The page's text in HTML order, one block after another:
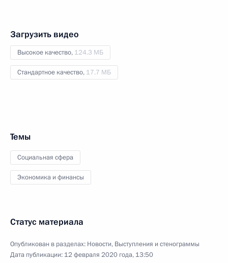
Загрузить видео
Высокое качество, 124.3 МБ
Стандартное качество, 17.7 МБ
Темы
Социальная сфера
Экономика и финансы
Статус материала
Опубликован в разделах: Новости, Выступления и стенограммы
Дата публикации: 12 февраля 2020 года, 13:50